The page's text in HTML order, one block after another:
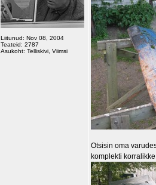
Liitunud: Nov 08, 2004
Teateid: 2787
Asukoht: Telliskivi, Viimsi
Otsisin oma
komplekti